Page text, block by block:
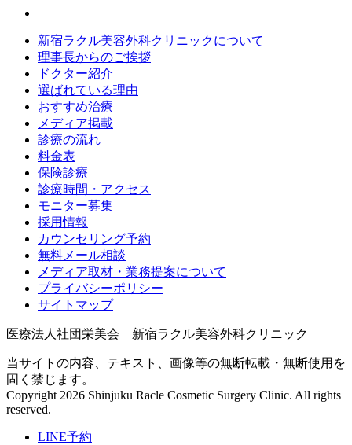
新宿ラクル美容外科クリニックについて
理事長からのご挨拶
ドクター紹介
選ばれている理由
おすすめ治療
メディア掲載
診療の流れ
料金表
保険診療
診療時間・アクセス
モニター募集
採用情報
カウンセリング予約
無料メール相談
メディア取材・業務提案について
プライバシーポリシー
サイトマップ
医療法人社団栄美会 新宿ラクル美容外科クリニック
当サイトの内容、テキスト、画像等の無断転載・無断使用を
固く禁じます。
Copyright 2026 Shinjuku Racle Cosmetic Surgery Clinic. All rights
reserved.
LINE予約